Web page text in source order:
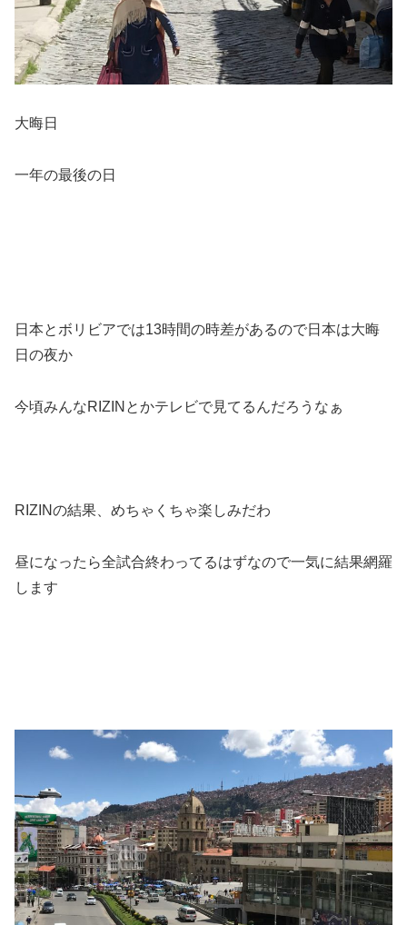
大晦日
一年の最後の日
日本とボリビアでは13時間の時差があるので日本は大晦
日の夜か
今頃みんなRIZINとかテレビで見てるんだろうなぁ
RIZINの結果、めちゃくちゃ楽しみだわ
昼になったら全試合終わってるはずなので一気に結果網羅
します